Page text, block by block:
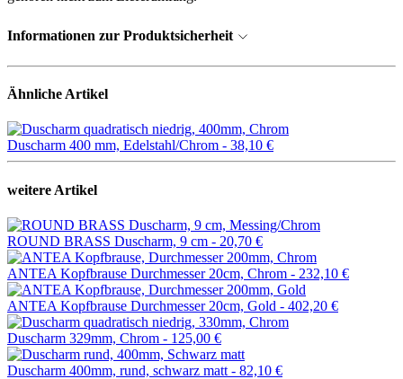
Informationen zur Produktsicherheit
Ähnliche Artikel
Duscharm 400 mm, Edelstahl/Chrom - 38,10 €
weitere Artikel
ROUND BRASS Duscharm, 9 cm - 20,70 €
ANTEA Kopfbrause Durchmesser 20cm, Chrom - 232,10 €
ANTEA Kopfbrause Durchmesser 20cm, Gold - 402,20 €
Duscharm 329mm, Chrom - 125,00 €
Duscharm 400mm, rund, schwarz matt - 82,10 €